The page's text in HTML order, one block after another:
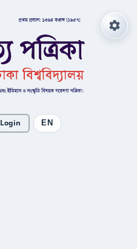
Login EN